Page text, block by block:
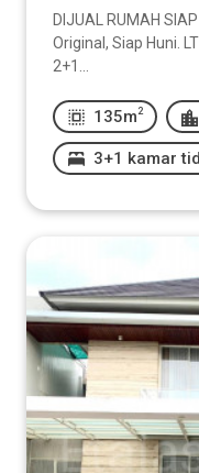
Lainnya:
Tampilkan
DIJUAL RUMAH
Original, Siap Huni.
2+1...
135m 2
3+1 kamar